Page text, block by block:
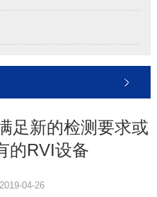
足新的检测要求或
的RVI设备
04-26